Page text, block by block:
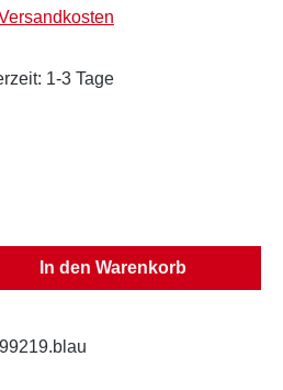
1-3 Tage
den gewünschten
In den Warenkorb